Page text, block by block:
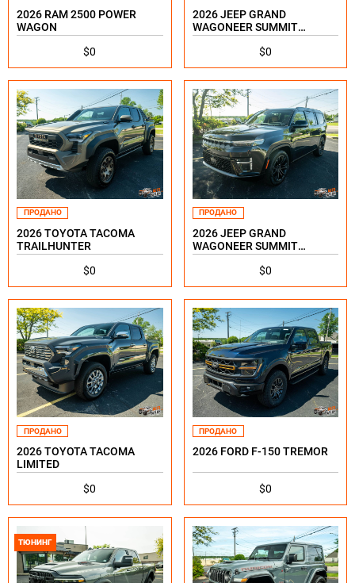
2026 RAM 2500 POWER
WAGON
$0
2026 JEEP GRAND
WAGONEER SUMMIT
RESERVE
$0
ПРОДАНО
2026 TOYOTA TACOMA
TRAILHUNTER
$0
ПРОДАНО
2026 JEEP GRAND
WAGONEER SUMMIT
RESERVE
$0
ПРОДАНО
2026 TOYOTA TACOMA
LIMITED
$0
ПРОДАНО
2026 FORD F-150 TREMOR
$0
ТЮНИНГ